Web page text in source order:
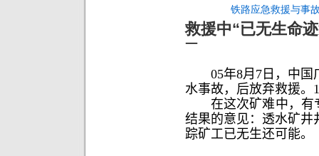
铁路应急救援与事
救援中“已无生命
一
05年8月7日，中国
水事故，后放弃救援。
在这次矿难中，有
结果的意见：透水矿井
踪矿工已无生还可能。